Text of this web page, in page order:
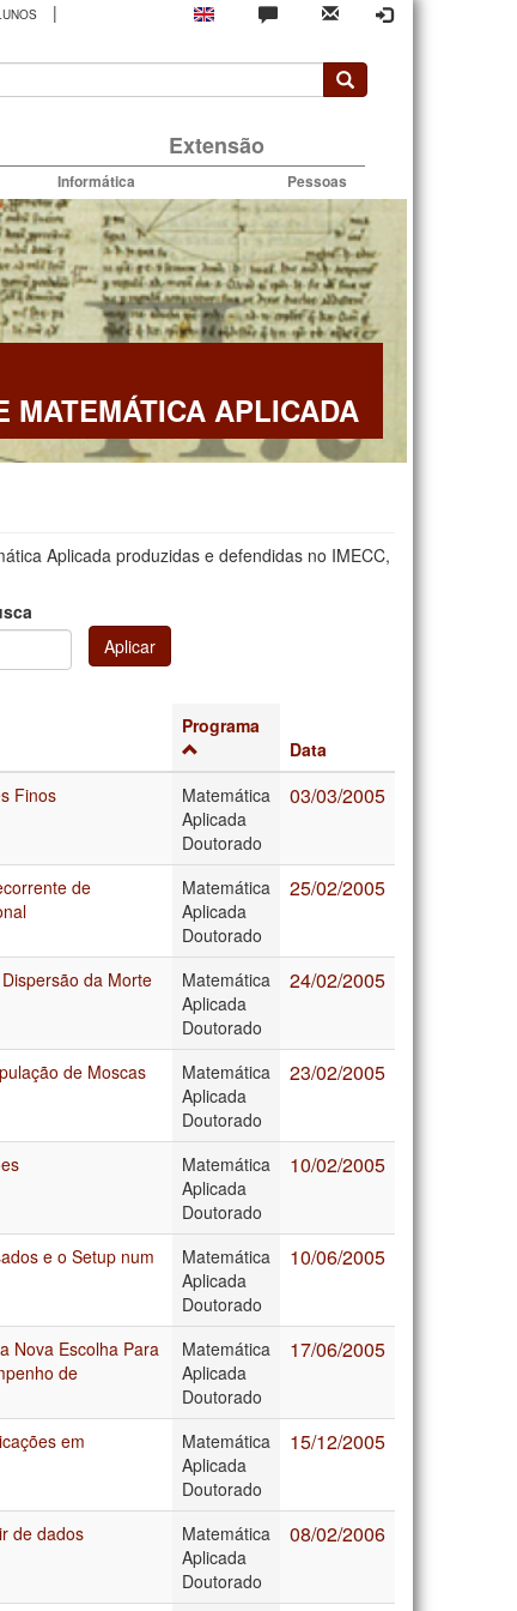
|
Extensão
Informática Pessoas
MATEMÁTICA APLICADA
Aplicada produzidas e defendidas no IMECC,
Aplicar
Programa
Data
Finos
Matemática
Aplicada
Doutorado
03/03/2005
de
Matemática
Aplicada
Doutorado
25/02/2005
da Morte
Matemática
Aplicada
Doutorado
24/02/2005
de Moscas
Matemática
Aplicada
Doutorado
23/02/2005
Matemática
Aplicada
Doutorado
10/02/2005
e o Setup num
Matemática
Aplicada
Doutorado
10/06/2005
Nova Escolha Para
de
Matemática
Aplicada
Doutorado
17/06/2005
em
Matemática
Aplicada
Doutorado
15/12/2005
de dados
Matemática
Aplicada
Doutorado
08/02/2006